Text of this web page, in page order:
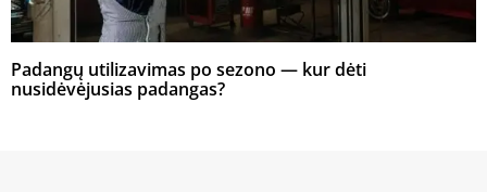
Padangų utilizavimas po sezono — kur dėti
nusidėvėjusias padangas?